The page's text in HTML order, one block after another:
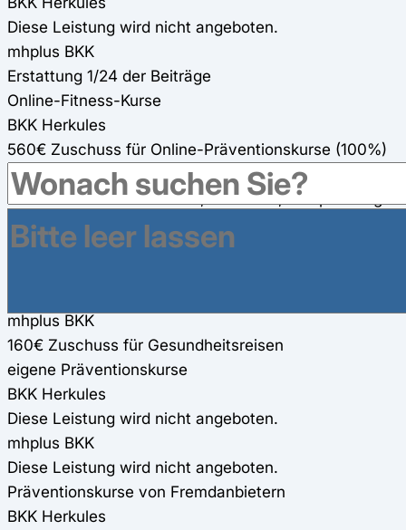
Diese Leistung wird nicht angeboten.
mhplus BKK
Erstattung 1/24 der Beiträge
Online-Fitness-Kurse
BKK Herkules
560€ Zuschuss für Online-Präventionskurse (100%)
mhplus BKK
Online-Fitness-Kurse Kraft, Ausdauer, Entspannung
und Rückenfitness (100%)
Gesundheitsreisen
mhplus BKK
160€ Zuschuss für Gesundheitsreisen
eigene Präventionskurse
BKK Herkules
Diese Leistung wird nicht angeboten.
mhplus BKK
Diese Leistung wird nicht angeboten.
Präventionskurse von Fremdanbietern
BKK Herkules